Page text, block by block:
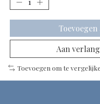
Aan
Toevoegen om te